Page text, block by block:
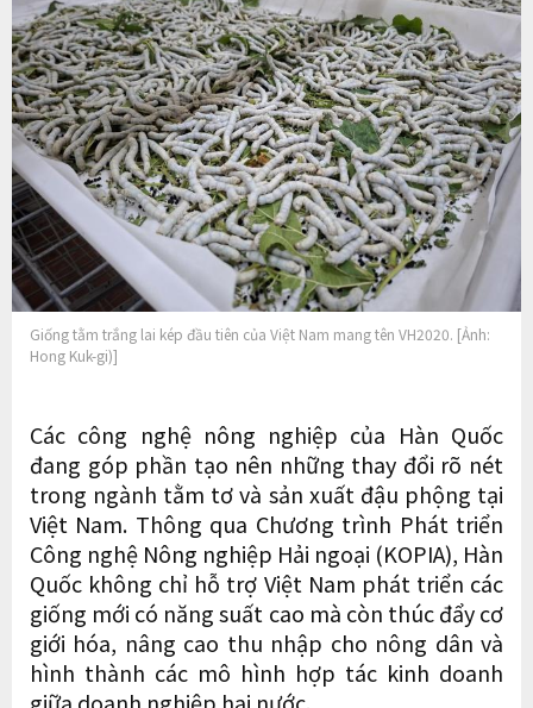
Giống tằm trắng lai kép đầu tiên của Việt Nam mang tên VH2020. [Ảnh:
Hong Kuk-gi)]
Các công nghệ nông nghiệp của Hàn Quốc
đang góp phần tạo nên những thay đổi rõ nét
trong ngành tằm tơ và sản xuất đậu phộng tại
Việt Nam. Thông qua Chương trình Phát triển
Công nghệ Nông nghiệp Hải ngoại (KOPIA), Hàn
Quốc không chỉ hỗ trợ Việt Nam phát triển các
giống mới có năng suất cao mà còn thúc đẩy cơ
giới hóa, nâng cao thu nhập cho nông dân và
hình thành các mô hình hợp tác kinh doanh